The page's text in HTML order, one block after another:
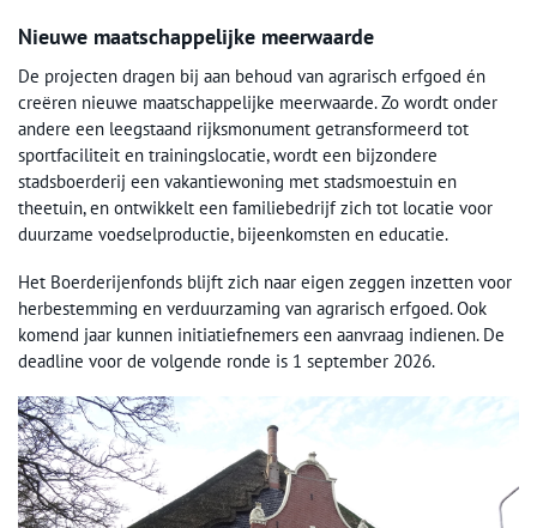
Nieuwe maatschappelijke meerwaarde
De projecten dragen bij aan behoud van agrarisch erfgoed én
creëren nieuwe maatschappelijke meerwaarde. Zo wordt onder
andere een leegstaand rijksmonument getransformeerd tot
sportfaciliteit en trainingslocatie, wordt een bijzondere
stadsboerderij een vakantiewoning met stadsmoestuin en
theetuin, en ontwikkelt een familiebedrijf zich tot locatie voor
duurzame voedselproductie, bijeenkomsten en educatie.
Het Boerderijenfonds blijft zich naar eigen zeggen inzetten voor
herbestemming en verduurzaming van agrarisch erfgoed. Ook
komend jaar kunnen initiatiefnemers een aanvraag indienen. De
deadline voor de volgende ronde is 1 september 2026.